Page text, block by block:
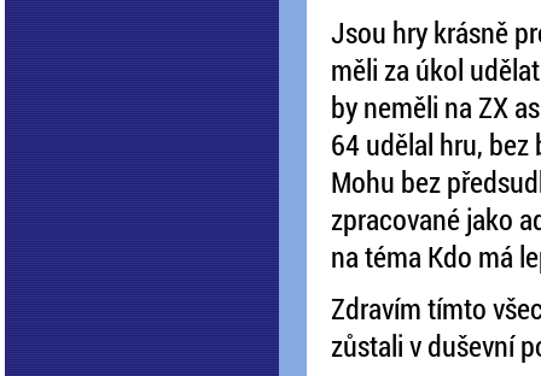
Jsou hry krásně
měli za úkol
by neměli na ZX
64 udělal hru, bez
Mohu bez
zpracované jako
na téma Kdo má
Zdravím tímto
zůstali v duševní